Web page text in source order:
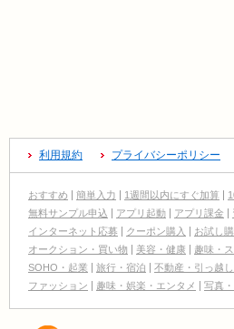
利用規約 プライバシーポリシー
おすすめ 簡単入力 1週間以内にすぐ加算
無料サンプル申込
アプリ起動 アプリ課金
インターネット応募
クーポン購入 お試し購
オークション・買い物
美容・健康 趣味・
SOHO・起業
旅行・宿泊 不動産・引っ越し
ファッション
趣味・娯楽・エンタメ 写真